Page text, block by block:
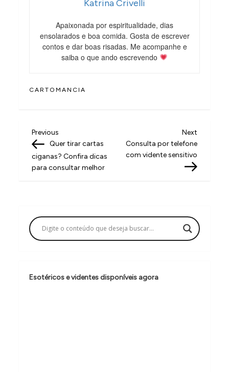
Katrina Crivelli
Apaixonada por espiritualidade, dias
ensolarados e boa comida. Gosta de escrever
contos e dar boas risadas. Me acompanhe e
saiba o que ando escrevendo
CARTOMANCIA
N
a
v
a
ç
o
d
Previous
Post
Previous
Quer tirar cartas
ciganas? Confira dicas
para consultar melhor
Next
Post
Next
Consulta por telefone
com vidente sensitivo
Esotéricos e videntes disponíveis agora